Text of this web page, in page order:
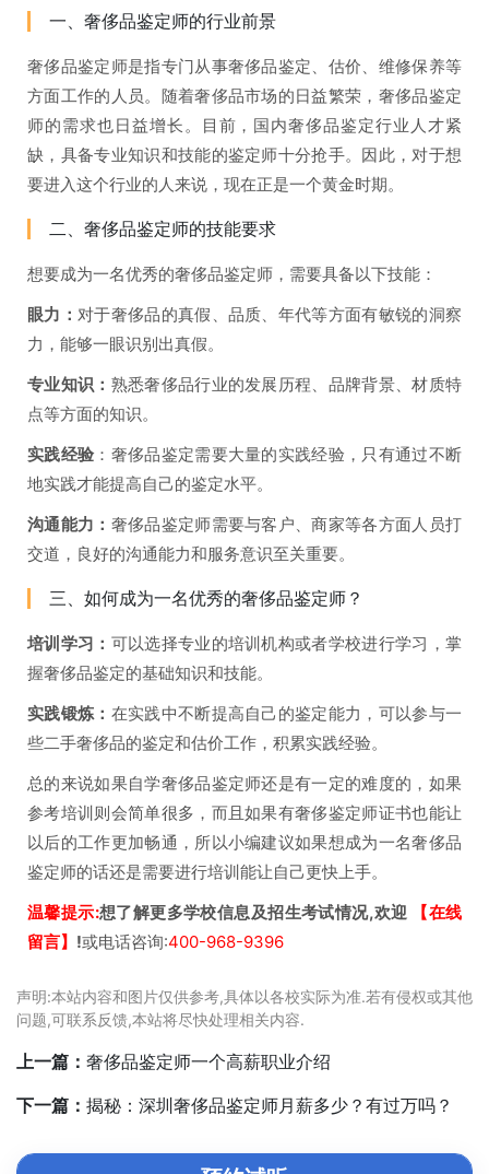
一、奢侈品鉴定师的行业前景
奢侈品鉴定师是指专门从事奢侈品鉴定、估价、维修保养等
方面工作的人员。随着奢侈品市场的日益繁荣，奢侈品鉴定
师的需求也日益增长。目前，国内奢侈品鉴定行业人才紧
缺，具备专业知识和技能的鉴定师十分抢手。因此，对于想
要进入这个行业的人来说，现在正是一个黄金时期。
二、奢侈品鉴定师的技能要求
想要成为一名优秀的奢侈品鉴定师，需要具备以下技能：
眼力： 对于奢侈品的真假、品质、年代等方面有敏锐的洞察
力，能够一眼识别出真假。
专业知识： 熟悉奢侈品行业的发展历程、品牌背景、材质特
点等方面的知识。
实践经验：奢侈品鉴定需要大量的实践经验，只有通过不断
地实践才能提高自己的鉴定水平。
沟通能力： 奢侈品鉴定师需要与客户、商家等各方面人员打
交道，良好的沟通能力和服务意识至关重要。
三、如何成为一名优秀的奢侈品鉴定师？
培训学习： 可以选择专业的培训机构或者学校进行学习，掌
握奢侈品鉴定的基础知识和技能。
实践锻炼： 在实践中不断提高自己的鉴定能力，可以参与一
些二手奢侈品的鉴定和估价工作，积累实践经验。
总的来说如果自学奢侈品鉴定师还是有一定的难度的，如果
参考培训则会简单很多，而且如果有奢侈鉴定师证书也能让
以后的工作更加畅通，所以小编建议如果想成为一名奢侈品
鉴定师的话还是需要进行培训能让自己更快上手。
温馨提示:想了解更多学校信息及招生考试情况,欢迎
【在线
留言】 !或电话咨询:400-968-9396
声明:本站内容和图片仅供参考,具体以各校实际为准.若有侵权或其他
问题,可联系反馈,本站将尽快处理相关内容.
上一篇： 奢侈品鉴定师一个高薪职业介绍
下一篇： 揭秘：深圳奢侈品鉴定师月薪多少？有过万吗？